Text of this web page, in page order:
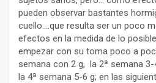
pueden observar bastantes
cuello….que resulta ser un poco
efectos en la medida de lo
empezar con su toma poco a
semana con 2 g, la 2ª semana
la 4ª semana 5-6 g; en las